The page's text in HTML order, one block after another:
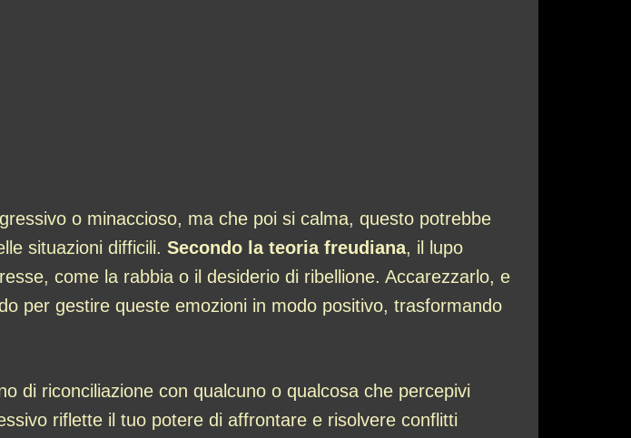
o minaccioso, ma che poi si calma, questo potrebbe
situazioni difficili. Secondo la teoria freudiana, il lupo
come la rabbia o il desiderio di ribellione. Accarezzarlo, e
per gestire queste emozioni in modo positivo, trasformando
di riconciliazione con qualcuno o qualcosa che percepivi
riflette il tuo potere di affrontare e risolvere conflitti